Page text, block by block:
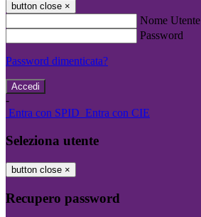
button close ×
Nome Utente
Password
Password dimenticata?
-
Entra con SPID Entra con CIE
Seleziona utente
button close ×
Recupero password